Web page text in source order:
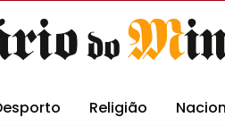
Religião